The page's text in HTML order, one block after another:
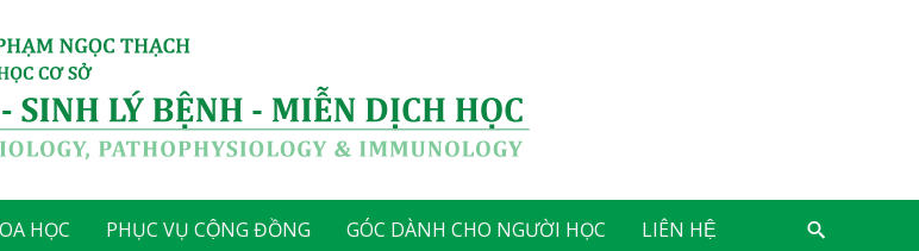
HỌC PHỤC VỤ CỘNG ĐỒNG GÓC DÀNH CHO NGƯỜI HỌC LIÊN HỆ